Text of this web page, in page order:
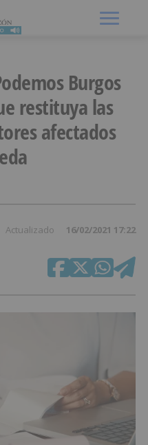
Burgos
restituya las
afectados
Actualizado 16/02/2021 17:22